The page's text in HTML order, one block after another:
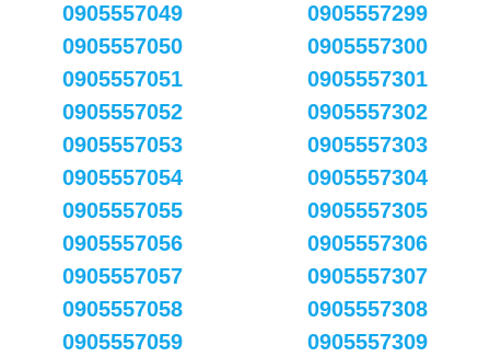
0905557049
0905557050
0905557051
0905557052
0905557053
0905557054
0905557055
0905557056
0905557057
0905557058
0905557059
0905557299
0905557300
0905557301
0905557302
0905557303
0905557304
0905557305
0905557306
0905557307
0905557308
0905557309